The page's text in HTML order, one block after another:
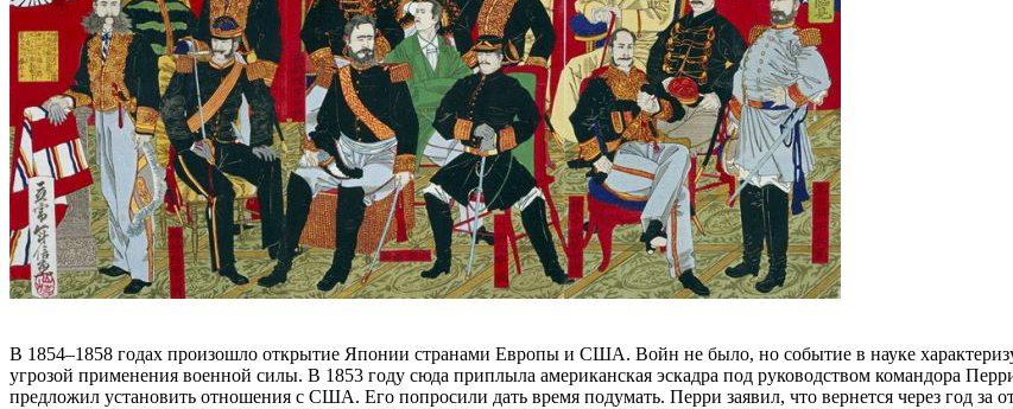
В 1854–1858 годах произошло открытие Японии странами Европы и США. Войн не было, но событие в науке
угрозой применения военной силы. В 1853 году сюда приплыла американская эскадра под руководством командора
предложил установить отношения с США. Его попросили дать время подумать. Перри заявил, что вернется через год за